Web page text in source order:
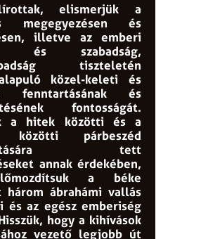
elismerjük a
megegyezésen és
illetve az emberi
és szabadság,
tiszteletén
közel-keleti és
fenntartásának és
fontosságát.
a hitek közötti és a
közötti párbeszéd
tett
annak érdekében,
a béke
három ábrahámi vallás
és az egész emberiség
hogy a kihívások
vezető legjobb út